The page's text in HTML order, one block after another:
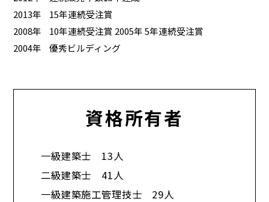
2013年
15年連続受注賞
2008年
10年連続受注賞 2005年 5年連続受注賞
2004年
優秀ビルディング
資格所有者
一級建築士 13人
二級建築士 41人
一級建築施工管理技士 29人